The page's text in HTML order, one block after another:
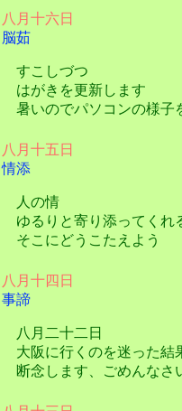
八月十六日
脳茹
すこしづつ
はがきを更新します
暑いのでパソコンの様子
八月十五日
情添
人の情
ゆるりと寄り添ってくれ
そこにどうこたえよう
八月十四日
事諦
八月二十二日
大阪に行くのを迷った結
断念します、ごめんなさ